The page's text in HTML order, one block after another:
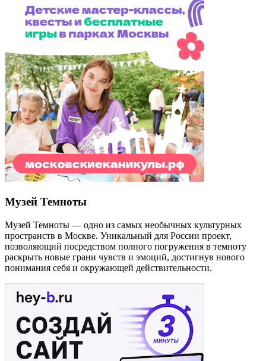
Музей Темноты
Музей Темноты — одно из самых необычных культурных
пространств в Москве. Уникальный для России проект,
позволяющий посредством полного погружения в темноту
раскрыть новые грани чувств и эмоций, достигнув нового
понимания себя и окружающей действительности.